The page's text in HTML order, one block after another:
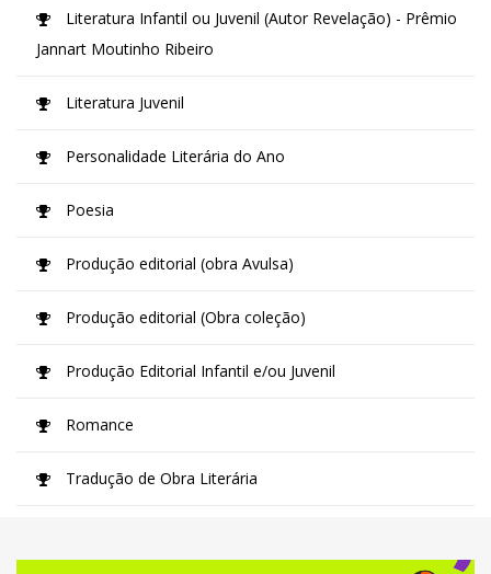
Literatura Infantil ou Juvenil (Autor Revelação) - Prêmio
Jannart Moutinho Ribeiro
Literatura Juvenil
Personalidade Literária do Ano
Poesia
Produção editorial (obra Avulsa)
Produção editorial (Obra coleção)
Produção Editorial Infantil e/ou Juvenil
Romance
Tradução de Obra Literária